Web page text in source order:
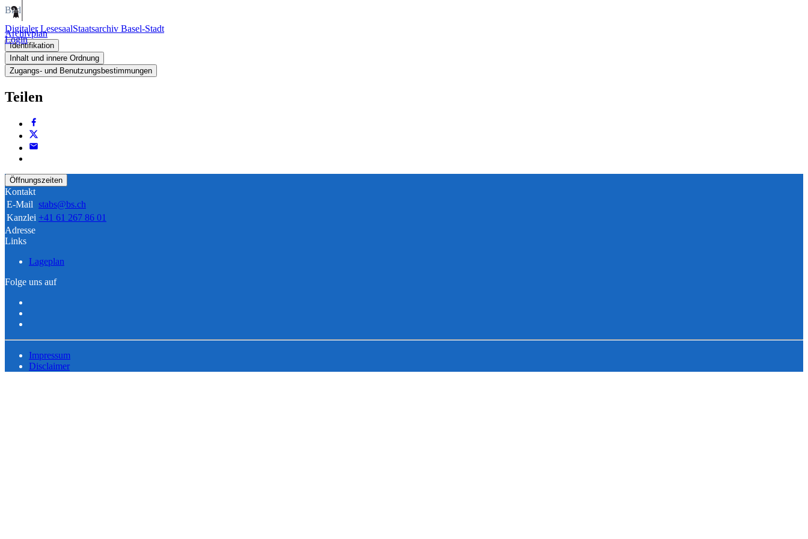
Digitaler LesesaalStaatsarchiv Basel-Stadt
Login
Bild
Archivplan
Identifikation
Inhalt und innere Ordnung
Zugangs- und Benutzungsbestimmungen
Teilen
Öffnungszeiten
Kontakt
E-Mail stabs@bs.ch
Kanzlei +41 61 267 86 01
Adresse
Links
Lageplan
Folge uns auf
Impressum
Disclaimer